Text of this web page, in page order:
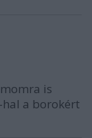
is
hal a borokért